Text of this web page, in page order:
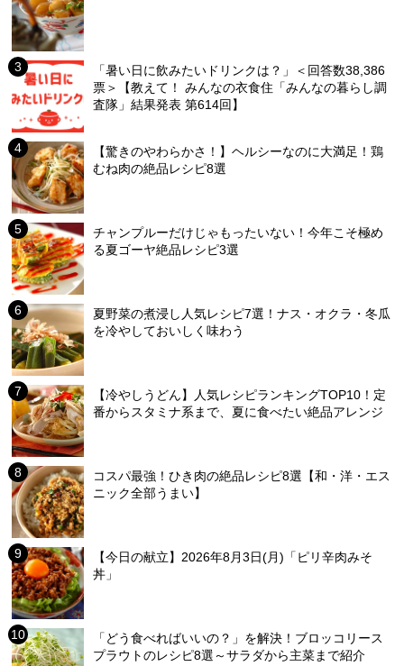
「暑い日に飲みたいドリンクは？」＜回答数38,386
票＞【教えて！ みんなの衣食住「みんなの暮らし調
査隊」結果発表 第614回】
【驚きのやわらかさ！】ヘルシーなのに大満足！鶏
むね肉の絶品レシピ8選
チャンプルーだけじゃもったいない！今年こそ極め
る夏ゴーヤ絶品レシピ3選
夏野菜の煮浸し人気レシピ7選！ナス・オクラ・冬瓜
を冷やしておいしく味わう
【冷やしうどん】人気レシピランキングTOP10！定
番からスタミナ系まで、夏に食べたい絶品アレンジ
コスパ最強！ひき肉の絶品レシピ8選【和・洋・エス
ニック全部うまい】
【今日の献立】2026年8月3日(月)「ピリ辛肉みそ
丼」
「どう食べればいいの？」を解決！ブロッコリース
プラウトのレシピ8選～サラダから主菜まで紹介